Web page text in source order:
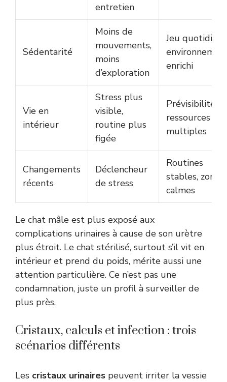
entretien
Sédentarité
Moins de
mouvements,
moins
d’exploration
Jeu quotidien,
enrichi
Vie en
intérieur
Stress plus
visible,
routine plus
figée
Prévisibilité,
ressources
multiples
Changements
récents
Déclencheur
de stress
Routines
stables, zones
calmes
Le chat mâle est plus exposé aux
complications urinaires à cause de son urètre
plus étroit. Le chat stérilisé, surtout s’il vit en
intérieur et prend du poids, mérite aussi une
attention particulière. Ce n’est pas une
condamnation, juste un profil à surveiller de
plus près.
Cristaux, calculs et infection : trois
scénarios différents
Les cristaux urinaires peuvent irriter la vessie